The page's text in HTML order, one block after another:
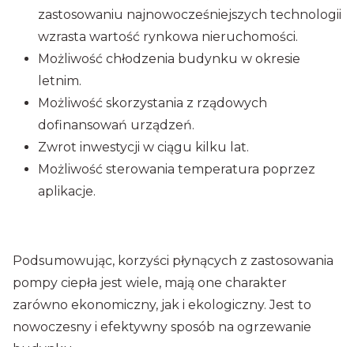
zastosowaniu najnowocześniejszych technologii
wzrasta wartość rynkowa nieruchomości.
Możliwość chłodzenia budynku w okresie
letnim.
Możliwość skorzystania z rządowych
dofinansowań urządzeń.
Zwrot inwestycji w ciągu kilku lat.
Możliwość sterowania temperatura poprzez
aplikacje.
Podsumowując, korzyści płynących z zastosowania
pompy ciepła jest wiele, mają one charakter
zarówno ekonomiczny, jak i ekologiczny. Jest to
nowoczesny i efektywny sposób na ogrzewanie